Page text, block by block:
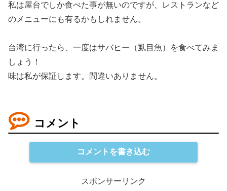
私は屋台でしか食べた事が無いのですが、レストランなど
のメニューにも有るかもしれません。
台湾に行ったら、一度はサバヒー（虱目魚）を食べてみま
しょう！
味は私が保証します。間違いありません。
コメント
コメントを書き込む
スポンサーリンク